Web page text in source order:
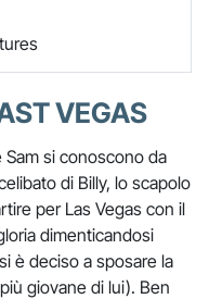
VEGAS
Sam si conoscono da
di Billy, lo scapolo
per Las Vegas con il
dimenticandosi
è deciso a sposare la
giovane di lui). Ben